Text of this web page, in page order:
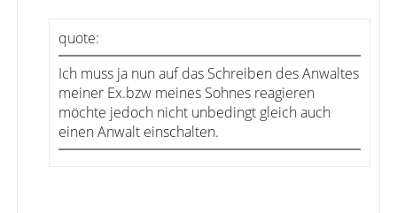
quote:
Ich muss ja nun auf das Schreiben des Anwaltes
meiner Ex.bzw meines Sohnes reagieren
möchte jedoch nicht unbedingt gleich auch
einen Anwalt einschalten.